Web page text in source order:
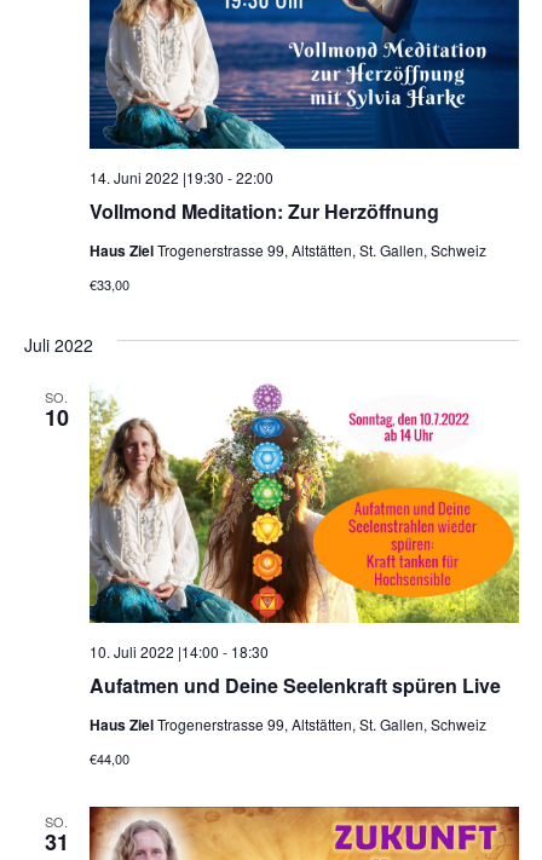
Vollmond Meditation: Zur Herzöffnung
14. Juni 2022 |19:30 -22:00
Haus ZielTrogenerstrasse 99, Altstätten, St. Gallen, Schweiz
€33,00
Juli 2022
SO.
10
Aufatmen und Deine Seelenkraft spüren Live
10. Juli 2022 |14:00 - 18:30
Haus ZielTrogenerstrasse 99, Altstätten, St. Gallen, Schweiz
€44,00
SO.
31